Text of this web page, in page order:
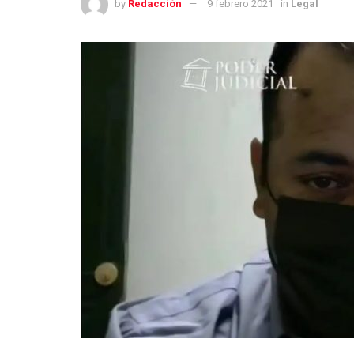
by Redacción 9 febrero 2021 in Legal